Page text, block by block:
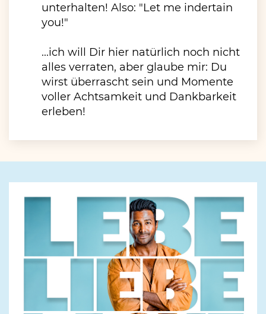
unterhalten! Also: "Let me indertain
you!"
...ich will Dir hier natürlich noch nicht
alles verraten, aber glaube mir: Du
wirst überrascht sein und Momente
voller Achtsamkeit und Dankbarkeit
erleben!